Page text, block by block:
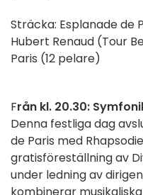
Sträcka: Esplanade de
Hubert Renaud (Tour
Paris (12 pelare)
Från kl. 20.30:
Denna festliga dag
de Paris med
gratisföreställning av
under ledning av